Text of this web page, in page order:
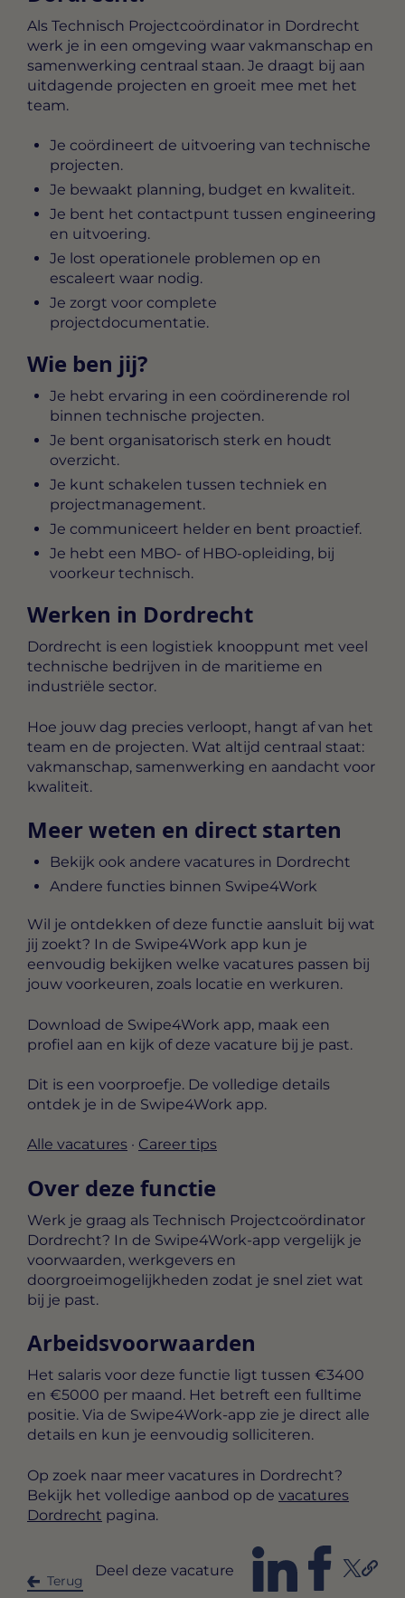
Als Technisch Projectcoördinator in Dordrecht
werk je in een omgeving waar vakmanschap en
samenwerking centraal staan. Je draagt bij aan
uitdagende projecten en groeit mee met het
team.
Je coördineert de uitvoering van technische
projecten.
Je bewaakt planning, budget en kwaliteit.
Je bent het contactpunt tussen engineering
en uitvoering.
Je lost operationele problemen op en
escaleert waar nodig.
Je zorgt voor complete
projectdocumentatie.
Wie ben jij?
Je hebt ervaring in een coördinerende rol
binnen technische projecten.
Je bent organisatorisch sterk en houdt
overzicht.
Je kunt schakelen tussen techniek en
projectmanagement.
Je communiceert helder en bent proactief.
Je hebt een MBO- of HBO-opleiding, bij
voorkeur technisch.
Werken in Dordrecht
Dordrecht is een logistiek knooppunt met veel
technische bedrijven in de maritieme en
industriële sector.
Hoe jouw dag precies verloopt, hangt af van het
team en de projecten. Wat altijd centraal staat:
vakmanschap, samenwerking en aandacht voor
kwaliteit.
Meer weten en direct starten
Bekijk ook andere vacatures in Dordrecht
Andere functies binnen Swipe4Work
Wil je ontdekken of deze functie aansluit bij wat
jij zoekt? In de Swipe4Work app kun je
eenvoudig bekijken welke vacatures passen bij
jouw voorkeuren, zoals locatie en werkuren.
Download de Swipe4Work app, maak een
profiel aan en kijk of deze vacature bij je past.
Dit is een voorproefje. De volledige details
ontdek je in de Swipe4Work app.
Alle vacatures · Career tips
Over deze functie
Werk je graag als Technisch Projectcoördinator
Dordrecht? In de Swipe4Work-app vergelijk je
voorwaarden, werkgevers en
doorgroeimogelijkheden zodat je snel ziet wat
bij je past.
Arbeidsvoorwaarden
Het salaris voor deze functie ligt tussen €3400
en €5000 per maand. Het betreft een fulltime
positie. Via de Swipe4Work-app zie je direct alle
details en kun je eenvoudig solliciteren.
Op zoek naar meer vacatures in Dordrecht?
Bekijk het volledige aanbod op de vacatures
Dordrecht pagina.
Terug
Deel deze vacature